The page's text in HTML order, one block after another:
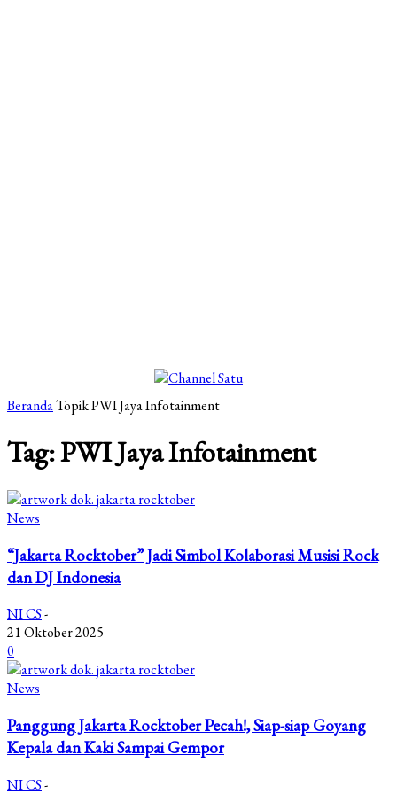
BerandaTopikPWI Jaya Infotainment
Tag: PWI Jaya Infotainment
News
“Jakarta Rocktober” Jadi Simbol Kolaborasi Musisi Rock
dan DJ Indonesia
NI CS-
21 Oktober 2025
0
News
Panggung Jakarta Rocktober Pecah!, Siap-siap Goyang
Kepala dan Kaki Sampai Gempor
NI CS-